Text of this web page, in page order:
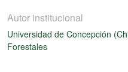
Autor institucional
Universidad de Concepción
Forestales